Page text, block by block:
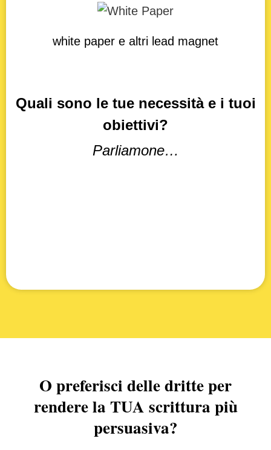
white paper e altri lead magnet
Quali sono le tue necessità e i tuoi
obiettivi?
Parliamone…
O preferisci delle dritte per
rendere la TUA scrittura più
persuasiva?